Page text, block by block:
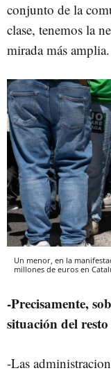
conjunto de la
clase, tenemos la
mirada más amplia.
Un menor, en la
millones de euros en
-Precisamente,
situación del
-Las